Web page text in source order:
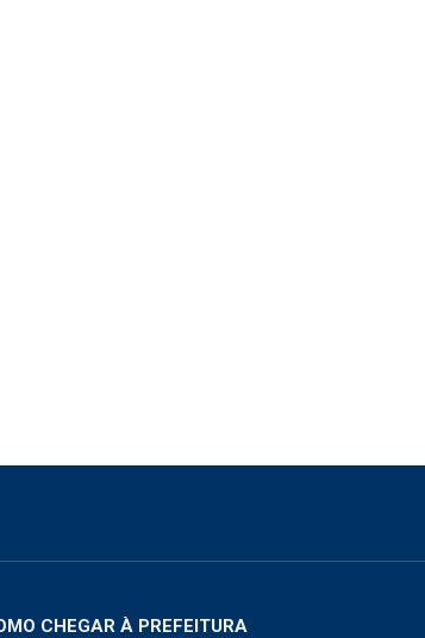
CHEGAR À PREFEITURA